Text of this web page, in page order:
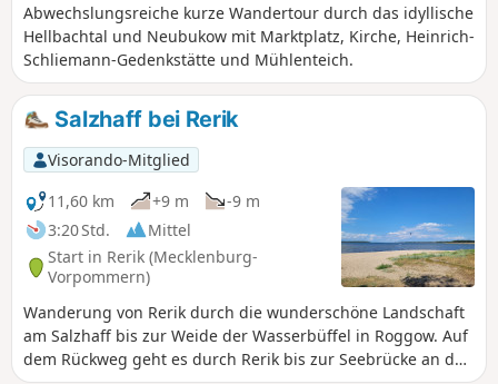
Abwechslungsreiche kurze Wandertour durch das idyllische
Hellbachtal und Neubukow mit Marktplatz, Kirche, Heinrich-
Schliemann-Gedenkstätte und Mühlenteich.
Salzhaff bei Rerik
Visorando-Mitglied
11,60 km
+9 m
-9 m
3:20 Std.
Mittel
Start in Rerik (Mecklenburg-
Vorpommern)
Wanderung von Rerik durch die wunderschöne Landschaft
am Salzhaff bis zur Weide der Wasserbüffel in Roggow. Auf
dem Rückweg geht es durch Rerik bis zur Seebrücke an der